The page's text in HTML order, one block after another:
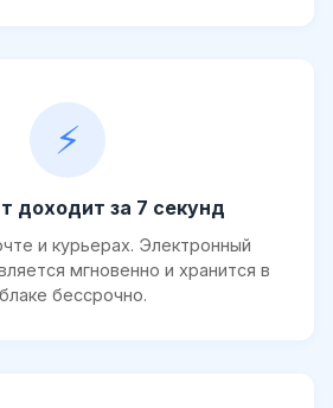
⚡
доходит за 7 секунд
и курьерах. Электронный
мгновенно и хранится в
бессрочно.